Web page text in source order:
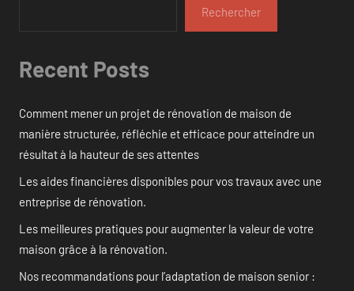
Rechercher
Recent Posts
Comment mener un projet de rénovation de maison de
manière structurée, réfléchie et efficace pour atteindre un
résultat à la hauteur de ses attentes
Les aides financières disponibles pour vos travaux avec une
entreprise de rénovation.
Les meilleures pratiques pour augmenter la valeur de votre
maison grâce à la rénovation.
Nos recommandations pour l’adaptation de maison senior :